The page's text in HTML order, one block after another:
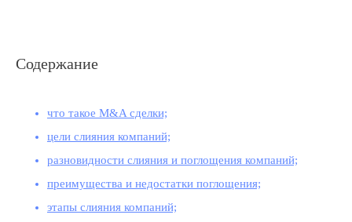
Содержание
что такое M&A сделки;
цели слияния компаний;
разновидности слияния и поглощения компаний;
преимущества и недостатки поглощения;
этапы слияния компаний;